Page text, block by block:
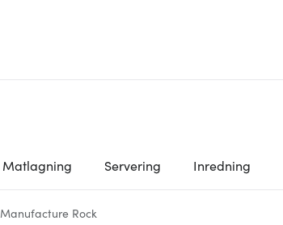
Matlagning Servering Inredning
Manufacture Rock